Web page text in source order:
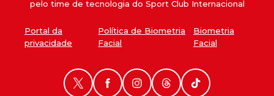
pelo time de tecnologia do Sport Club Internacional
Portal da
privacidade
Política de Biometria
Facial
Biometria
Facial